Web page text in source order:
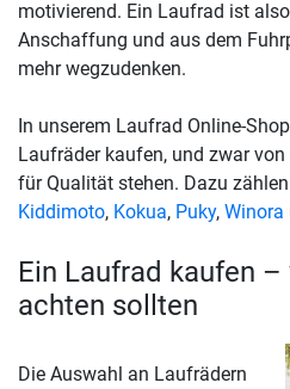
motivierend. Ein Laufrad ist
Anschaffung und aus dem
mehr wegzudenken.
In unserem Laufrad Online-
Laufräder kaufen, und zwar
für Qualität stehen. Dazu zählen
Kiddimoto, Kokua, Puky, Winora
Ein Laufrad kaufen
achten sollten
Die Auswahl an Laufrädern